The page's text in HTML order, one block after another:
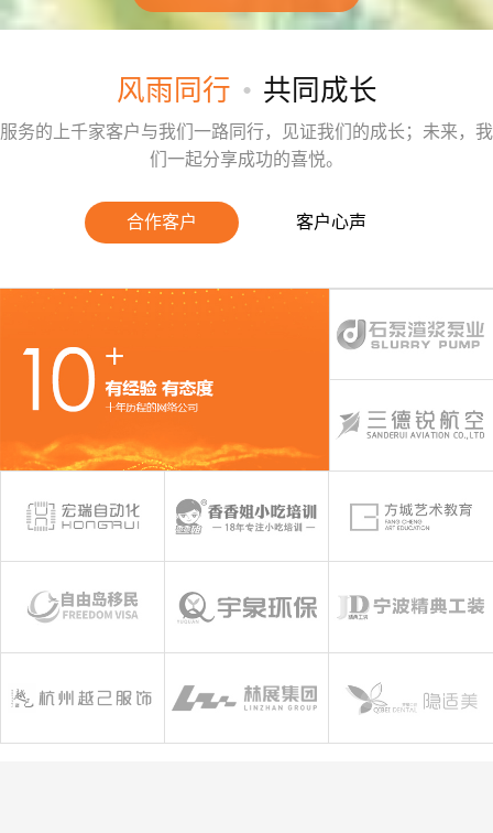
风雨同行 • 共同成长
服务的上千家客户与我们一路同行，见证我们的成长；未来，我
们一起分享成功的喜悦。
合作客户 客户心声